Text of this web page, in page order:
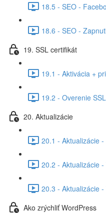
18.5 - SEO -
18.6 - SEO -
19. SSL certifikát
19.1 - Aktivácia +
19.2 - Overenie
20. Aktualizácie
20.1 - Aktualizácie
20.2 - Aktualizácie
20.3 - Aktualizácie
Ako zrýchliť WordPress